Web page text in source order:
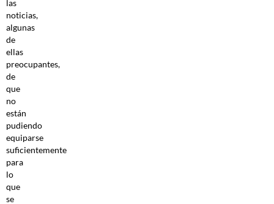
las
noticias,
algunas
de
ellas
preocupantes,
de
que
no
están
pudiendo
equiparse
suficientemente
para
lo
que
se